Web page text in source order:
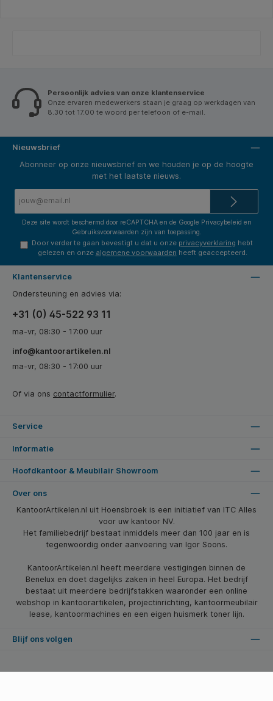
Persoonlijk advies van onze klantenservice
Onze ervaren medewerkers staan je graag op werkdagen van
8.30 tot 17.00 te woord per telefoon of e-mail.
Nieuwsbrief
Abonneer op onze nieuwsbrief en we houden je op de hoogte
met het laatste nieuws.
Deze site wordt beschermd door reCAPTCHA en de Google Privacybeleid en
Gebruiksvoorwaarden zijn van toepassing.
Door verder te gaan bevestigt u dat u onze privacyverklaring hebt
gelezen en onze algemene voorwaarden heeft geaccepteerd.
Klantenservice
Ondersteuning en advies via:
+31 (0) 45-522 93 11
ma-vr, 08:30 - 17:00 uur
info@kantoorartikelen.nl
ma-vr, 08:30 - 17:00 uur
Of via ons contactformulier.
Service
Informatie
Hoofdkantoor & Meubilair Showroom
Over ons
KantoorArtikelen.nl uit Hoensbroek is een initiatief van ITC Alles
voor uw kantoor NV.
Het familiebedrijf bestaat inmiddels meer dan 100 jaar en is
tegenwoordig onder aanvoering van Igor Soons.
KantoorArtikelen.nl heeft meerdere vestigingen binnen de
Benelux en doet dagelijks zaken in heel Europa. Het bedrijf
bestaat uit meerdere bedrijfstakken waaronder een online
webshop in kantoorartikelen, projectinrichting, kantoormeubilair
lease, kantoormachines en een eigen huismerk toner lijn.
Blijf ons volgen